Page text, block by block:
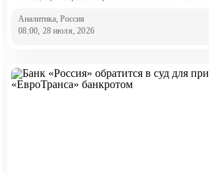
Аналитика, Россия
08:00, 28 июля, 2026